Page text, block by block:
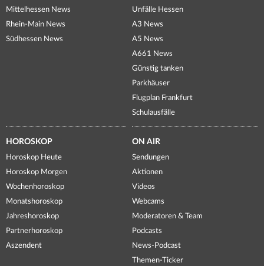
Mittelhessen News
Rhein-Main News
Südhessen News
Unfälle Hessen
A3 News
A5 News
A661 News
Günstig tanken
Parkhäuser
Flugplan Frankfurt
Schulausfälle
HOROSKOP
Horoskop Heute
Horoskop Morgen
Wochenhoroskop
Monatshoroskop
Jahreshoroskop
Partnerhoroskop
Aszendent
ON AIR
Sendungen
Aktionen
Videos
Webcams
Moderatoren & Team
Podcasts
News-Podcast
Themen-Ticker